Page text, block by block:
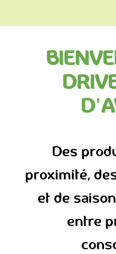
Des
proximité,
et de
entre